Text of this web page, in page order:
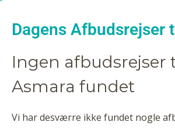
Dagens Afbudsrejser
Ingen afbudsrejser
Asmara fundet
Vi har desværre ikke fundet nogle